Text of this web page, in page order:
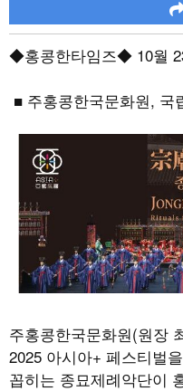
◆홍콩한타임즈◆ 10월
■ 주홍콩한국문화원, 국
주홍콩한국문화원(원장
2025 아시아+ 페스티벌
꼽히는 종묘제례악단이